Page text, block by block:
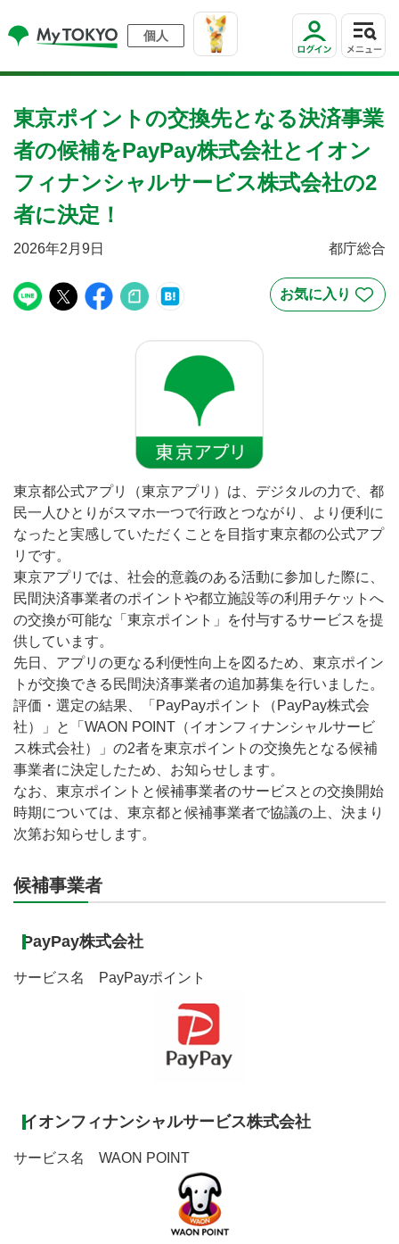
個人
東京ポイントの交換先となる決済事業
者の候補をPayPay株式会社とイオン
フィナンシャルサービス株式会社の2
者に決定！
2026年2月9日 都庁総合
東京都公式アプリ（東京アプリ）は、デジタルの力で、都
民一人ひとりがスマホ一つで行政とつながり、より便利に
なったと実感していただくことを目指す東京都の公式アプ
リです。
東京アプリでは、社会的意義のある活動に参加した際に、
民間決済事業者のポイントや都立施設等の利用チケットへ
の交換が可能な「東京ポイント」を付与するサービスを提
供しています。
先日、アプリの更なる利便性向上を図るため、東京ポイン
トが交換できる民間決済事業者の追加募集を行いました。
評価・選定の結果、「PayPayポイント（PayPay株式会
社）」と「WAON POINT（イオンフィナンシャルサービ
ス株式会社）」の2者を東京ポイントの交換先となる候補
事業者に決定したため、お知らせします。
なお、東京ポイントと候補事業者のサービスとの交換開始
時期については、東京都と候補事業者で協議の上、決まり
次第お知らせします。
候補事業者
PayPay株式会社
サービス名 PayPayポイント
イオンフィナンシャルサービス株式会社
サービス名 WAON POINT